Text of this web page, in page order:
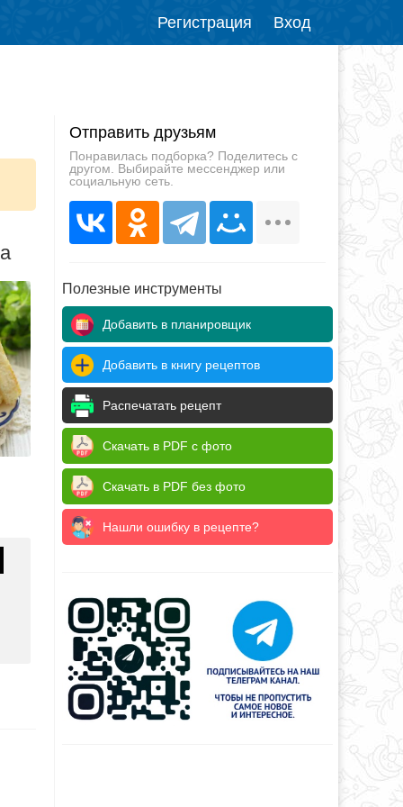
Регистрация Вход
Отправить друзьям
Понравилась подборка? Поделитесь с
другом. Выбирайте мессенджер или
социальную сеть.
Полезные инструменты
Добавить в планировщик
Добавить в книгу рецептов
Распечатать рецепт
Скачать в PDF с фото
Скачать в PDF без фото
Нашли ошибку в рецепте?